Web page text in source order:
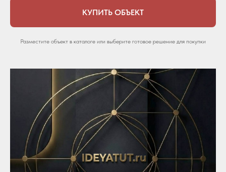
КУПИТЬ ОБЪЕКТ
Разместите объект в каталоге или выберите готовое решение для покупки